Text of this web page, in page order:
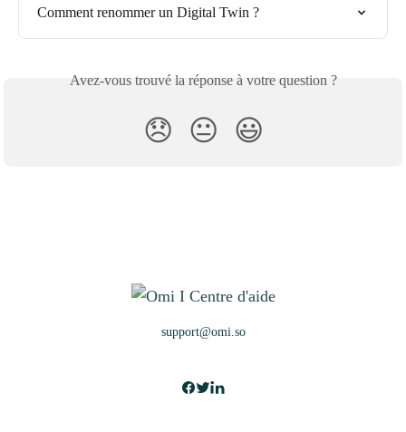
Comment renommer un Digital Twin ?
Avez-vous trouvé la réponse à votre question ?
😞 😐 😃
support@omi.so